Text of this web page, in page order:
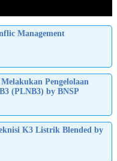
Management
Pengelolaan
(PLNB3) by BNSP
K3 Listrik Blended by